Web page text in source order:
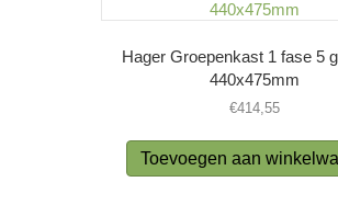
Hager Groepenkast 1 fase 5
440x475mm
€414,55
Toevoegen aan